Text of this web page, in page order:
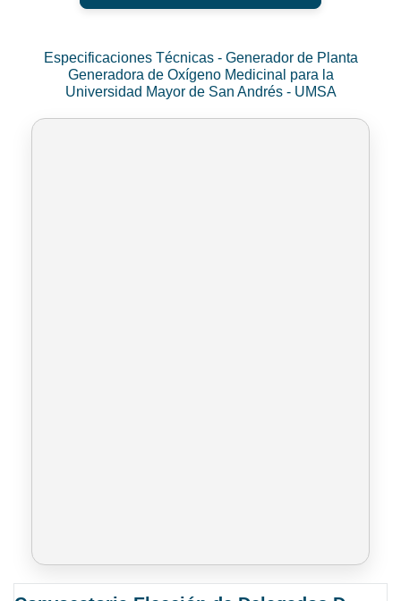
Especificaciones Técnicas - Generador de Planta
Generadora de Oxígeno Medicinal para la
Universidad Mayor de San Andrés - UMSA